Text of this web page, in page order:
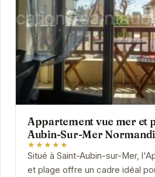
Appartement vue mer et
Aubin-Sur-Mer
★★★★★
Situé à Saint-Aubin-sur-Mer,
et plage offre un cadre idéal